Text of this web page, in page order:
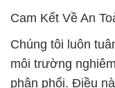
Cam Kết Về An
Chúng tôi luôn
môi trường
phân phối. Điều